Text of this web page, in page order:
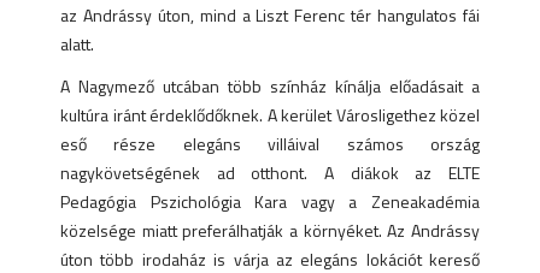
az Andrássy úton, mind a Liszt Ferenc tér hangulatos fái
alatt.
A Nagymező utcában több színház kínálja előadásait a
kultúra iránt érdeklődőknek. A kerület Városligethez közel
eső része elegáns villáival számos ország
nagykövetségének ad otthont. A diákok az ELTE
Pedagógia Pszichológia Kara vagy a Zeneakadémia
közelsége miatt preferálhatják a környéket. Az Andrássy
úton több irodaház is várja az elegáns lokációt kereső